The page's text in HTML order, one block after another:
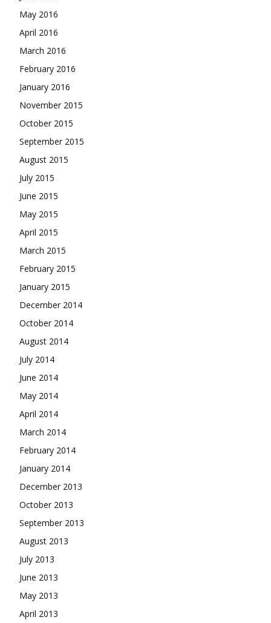
May 2016
April 2016
March 2016
February 2016
January 2016
November 2015
October 2015
September 2015
August 2015
July 2015
June 2015
May 2015
April 2015
March 2015
February 2015
January 2015
December 2014
October 2014
August 2014
July 2014
June 2014
May 2014
April 2014
March 2014
February 2014
January 2014
December 2013
October 2013
September 2013
August 2013
July 2013
June 2013
May 2013
April 2013